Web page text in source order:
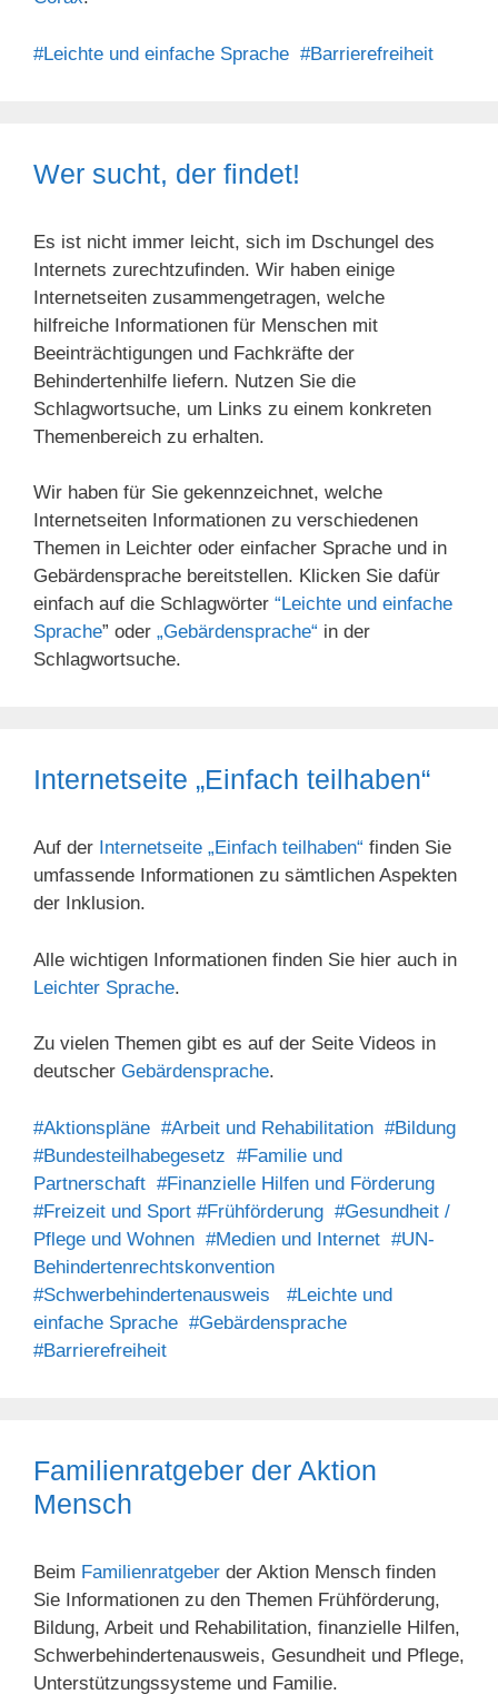
#Leichte und einfache Sprache #Barrierefreiheit
Wer sucht, der findet!
Es ist nicht immer leicht, sich im Dschungel des
Internets zurechtzufinden. Wir haben einige
Internetseiten zusammengetragen, welche
hilfreiche Informationen für Menschen mit
Beeinträchtigungen und Fachkräfte der
Behindertenhilfe liefern. Nutzen Sie die
Schlagwortsuche, um Links zu einem konkreten
Themenbereich zu erhalten.
Wir haben für Sie gekennzeichnet, welche
Internetseiten Informationen zu verschiedenen
Themen in Leichter oder einfacher Sprache und in
Gebärdensprache bereitstellen. Klicken Sie dafür
einfach auf die Schlagwörter “Leichte und einfache
Sprache” oder „Gebärdensprache“ in der
Schlagwortsuche.
Internetseite „Einfach teilhaben“
Auf der Internetseite „Einfach teilhaben“ finden Sie
umfassende Informationen zu sämtlichen Aspekten
der Inklusion.
Alle wichtigen Informationen finden Sie hier auch in
Leichter Sprache.
Zu vielen Themen gibt es auf der Seite Videos in
deutscher Gebärdensprache.
#Aktionspläne #Arbeit und Rehabilitation #Bildung
#Bundesteilhabegesetz #Familie und
Partnerschaft #Finanzielle Hilfen und Förderung
#Freizeit und Sport #Frühförderung #Gesundheit /
Pflege und Wohnen #Medien und Internet #UN-
Behindertenrechtskonvention
#Schwerbehindertenausweis
#Leichte und
einfache Sprache #Gebärdensprache
#Barrierefreiheit
Familienratgeber der Aktion
Mensch
Beim Familienratgeber der Aktion Mensch finden
Sie Informationen zu den Themen Frühförderung,
Bildung, Arbeit und Rehabilitation, finanzielle Hilfen,
Schwerbehindertenausweis, Gesundheit und Pflege,
Unterstützungssysteme und Familie.